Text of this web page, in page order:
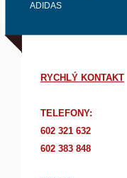
ADIDAS
RYCHLÝ KONTAKT
TELEFONY:
602 321 632
602 383 848